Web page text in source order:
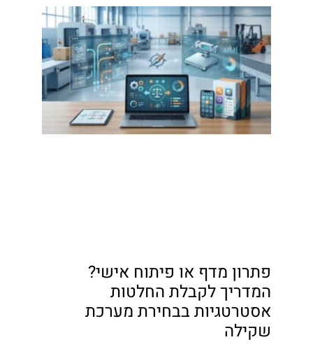
פתרון מדף או פיתוח אישי?
המדריך לקבלת החלטות
אסטרטגיות בבחירת מערכת
שקילה